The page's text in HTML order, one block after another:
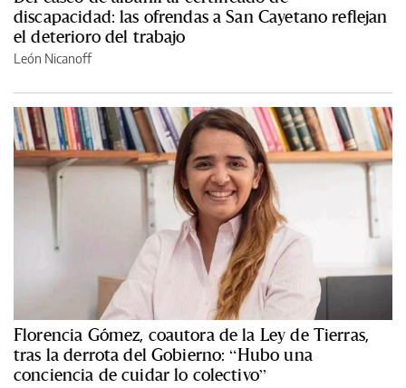
discapacidad: las ofrendas a San Cayetano reflejan
el deterioro del trabajo
León Nicanoff
Florencia Gómez, coautora de la Ley de Tierras,
tras la derrota del Gobierno: “Hubo una
conciencia de cuidar lo colectivo”